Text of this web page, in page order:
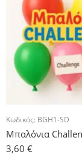
Κωδικός: BGH1-SD
3,60 €